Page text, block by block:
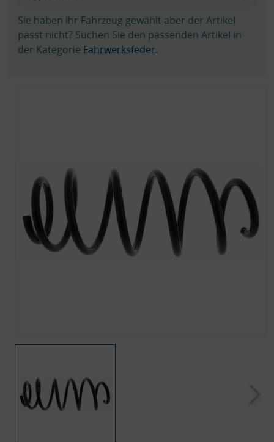
Sie haben Ihr Fahrzeug gewählt aber der Artikel
passt nicht? Suchen Sie den passenden Artikel in
der Kategorie Fahrwerksfeder.